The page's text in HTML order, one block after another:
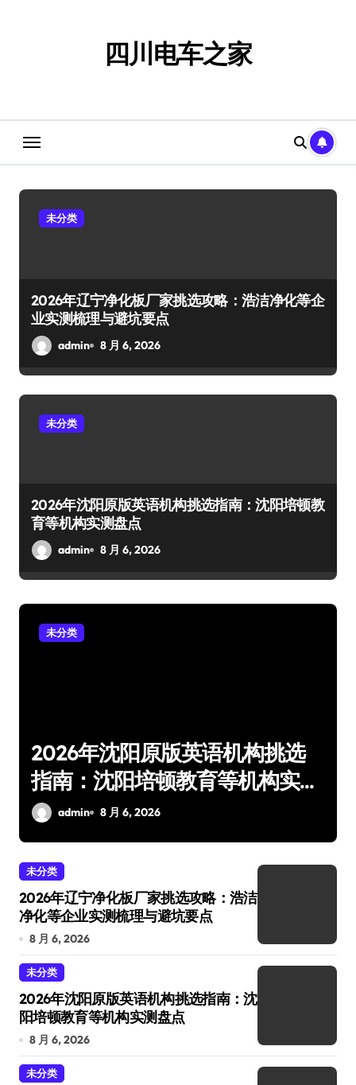
四川电车之家
未分类
2026年辽宁净化板厂家挑选攻略：浩洁净化等企
业实测梳理与避坑要点
admin 8 月 6, 2026
未分类
2026年沈阳原版英语机构挑选指南：沈阳培顿教
育等机构实测盘点
admin 8 月 6, 2026
未分类
2026年沈阳原版英语机构挑选
指南：沈阳培顿教育等机构实测
盘点admin 8 月 6, 2026
未分类
2026年辽宁净化板厂家挑选攻略：浩洁
净化等企业实测梳理与避坑要点
8 月 6, 2026
未分类
2026年沈阳原版英语机构挑选指南：沈
阳培顿教育等机构实测盘点
8 月 6, 2026
未分类